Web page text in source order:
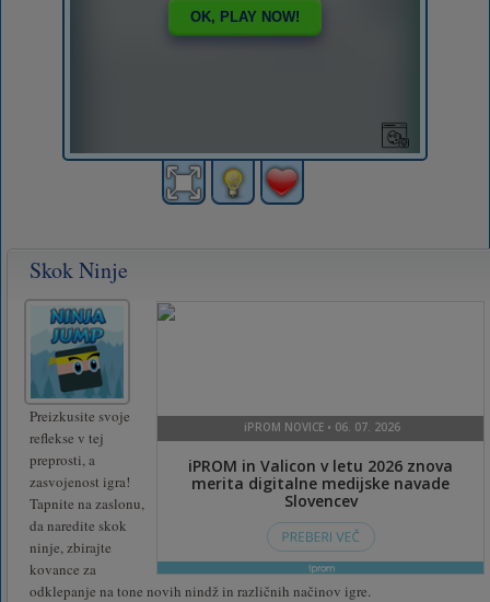
Skok Ninje
Preizkusite svoje
reflekse v tej
preprosti, a
zasvojenost igra!
Tapnite na zaslonu,
da naredite skok
ninje, zbirajte
kovance za
odklepanje na tone novih nindž in različnih načinov igre.